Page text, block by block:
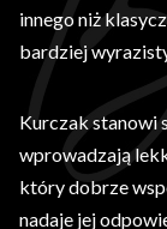
innego niż
bardziej
Kurczak stanowi
wprowadzają
który dobrze
nadaje jej